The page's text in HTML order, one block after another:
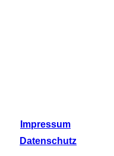
Impressum
Datenschutz